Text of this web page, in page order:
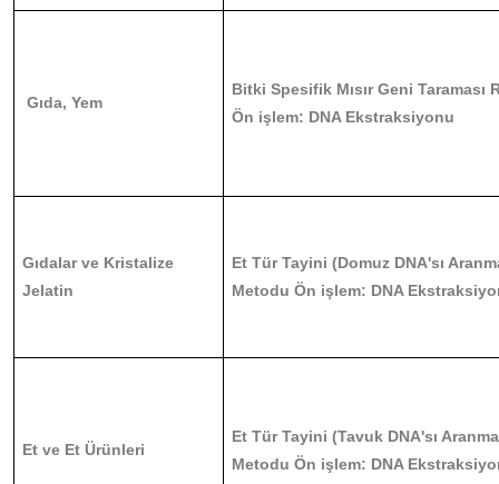
Gıda, Yem
Bitki Spesifik Mısır Geni Taraması
Ön işlem: DNA Ekstraksiyonu
Gıdalar ve Kristalize
Jelatin
Et Tür Tayini (Domuz DNA'sı
Metodu Ön işlem: DNA
Et ve Et Ürünleri
Et Tür Tayini (Tavuk DNA'sı
Metodu Ön işlem: DNA